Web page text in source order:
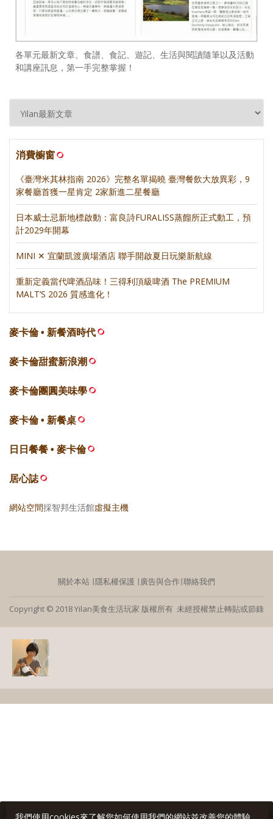
各單元最新文章、食譜、食記、遊記、生活與閱讀隨筆以及活動
和講座訊息，第一手完整掌握！
消費櫥窗
《臺灣米其林指南 2026》完整名單揭曉 臺灣餐飲大放異彩，9
家餐廳首獲一星肯定 2家新進二星餐廳
日本威士忌新地標啟動：富良詩FURALISS蒸餾所正式動工，預
計2029年開幕
MINI ✕ 宜蘭凱渡廣場酒店 聯手開啟夏日玩樂新航線
重新定義當代啤酒品味！三得利頂級啤酒 The PREMIUM
MALT’S 2026 質感進化！
麥卡倫 • 新餐酒時代
麥卡倫甜蜜新浪潮
麥卡倫團圓美味學
麥卡倫 • 新餐桌
日日餐餐 • 麥卡倫
居心誌
網站空間採智邦生活館虛擬主機
關於本站 ∣隱私權保護 ∣ 廣告與合作∣聯絡我們
Copyright © 2018 Yilan美食生活玩家 版權所有 未經授權禁止轉貼或節錄